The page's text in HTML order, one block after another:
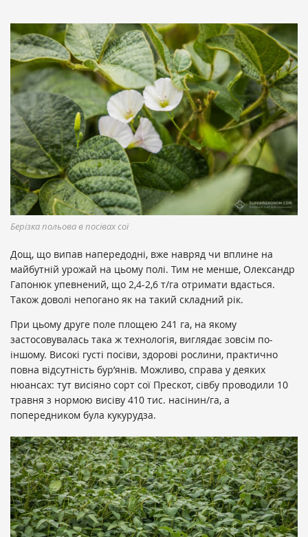
Берізка польова в посівах сої
Дощ, що випав напередодні, вже навряд чи вплине на
майбутній урожай на цьому полі. Тим не менше, Олександр
Гапонюк упевнений, що 2,4-2,6 т/га отримати вдасться.
Також доволі непогано як на такий складний рік.
При цьому друге поле площею 241 га, на якому
застосовувалась така ж технологія, виглядає зовсім по-
іншому. Високі густі посіви, здорові рослини, практично
повна відсутність бур’янів. Можливо, справа у деяких
нюансах: тут висіяно сорт сої Прескот, сівбу проводили 10
травня з нормою висіву 410 тис. насінин/га, а
попередником була кукурудза.